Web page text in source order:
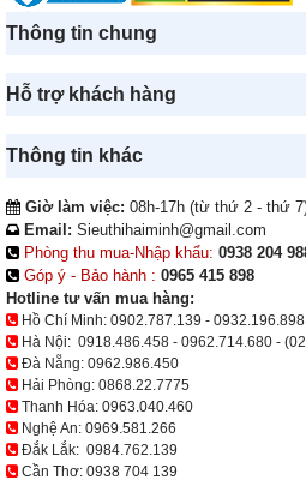
Thông tin chung
Hỗ trợ khách hàng
Thông tin khác
Giờ làm việc: 08h-17h (từ thứ 2 - thứ
Email: Sieuthihaiminh@gmail.com
Phòng thu mua-Nhập khẩu: 0938 204
Góp ý - Bảo hành : 0965 415 898
Hotline tư vấn mua hàng:
Hồ Chí Minh: 0902.787.139 - 0932.196.898
Hà Nội: 0918.486.458 - 0962.714.680 -
Đà Nẵng: 0962.986.450
Hải Phòng: 0868.22.7775
Thanh Hóa: 0963.040.460
Nghệ An: 0969.581.266
Đắk Lắk: 0984.762.139
Cần Thơ: 0938 704 139